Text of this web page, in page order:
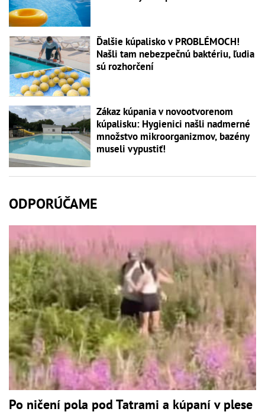
Ďalšie kúpalisko v PROBLÉMOCH!
Našli tam nebezpečnú baktériu, ľudia
sú rozhorčení
Zákaz kúpania v novootvorenom
kúpalisku: Hygienici našli nadmerné
množstvo mikroorganizmov, bazény
museli vypustiť!
ODPORÚČAME
Po ničení pola pod Tatrami a kúpaní v plese